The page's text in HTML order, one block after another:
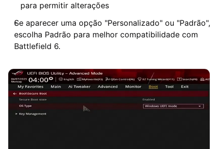
para permitir alterações
Se aparecer uma opção "Personalizado" ou "Padrão",
escolha Padrão para melhor compatibilidade com
Battlefield 6.